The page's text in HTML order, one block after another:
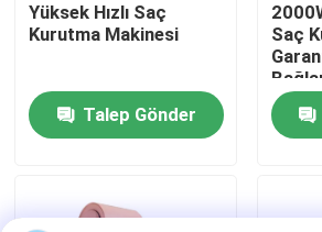
Hakkımızda
Fabrika turu
Yüksek Hızlı Saç
Kurutma Makinesi
Talep Gönder
Saç